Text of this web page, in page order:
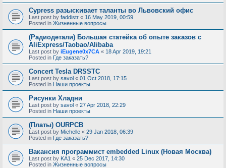
Cypress разыскивает таланты во Львовский офис
Last post by faddistr « 16 May 2019, 00:59
Posted in Жизненные вопросы
(Радиодетали) Большая статейка об опыте заказов с
AliExpress/Taobao/Alibaba
Last post by iEugene0x7CA « 18 Apr 2019, 19:21
Posted in Где заказать?
Concert Tesla DRSSTC
Last post by savol « 01 Oct 2018, 17:15
Posted in Наши проекты
Рисунки Хладни
Last post by savol « 27 Apr 2018, 22:29
Posted in Наши проекты
(Платы) OURPCB
Last post by Michelle « 29 Jan 2018, 06:39
Posted in Где заказать?
Вакансия программист embedded Linux (Новая Москва)
Last post by KA1 « 25 Dec 2017, 14:30
Posted in Жизненные вопросы